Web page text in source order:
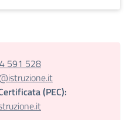
591 528
(PEC):